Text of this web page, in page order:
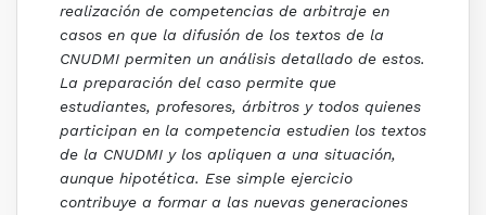
realización de competencias de arbitraje en
casos en que la difusión de los textos de la
CNUDMI permiten un análisis detallado de estos.
La preparación del caso permite que
estudiantes, profesores, árbitros y todos quienes
participan en la competencia estudien los textos
de la CNUDMI y los apliquen a una situación,
aunque hipotética. Ese simple ejercicio
contribuye a formar a las nuevas generaciones